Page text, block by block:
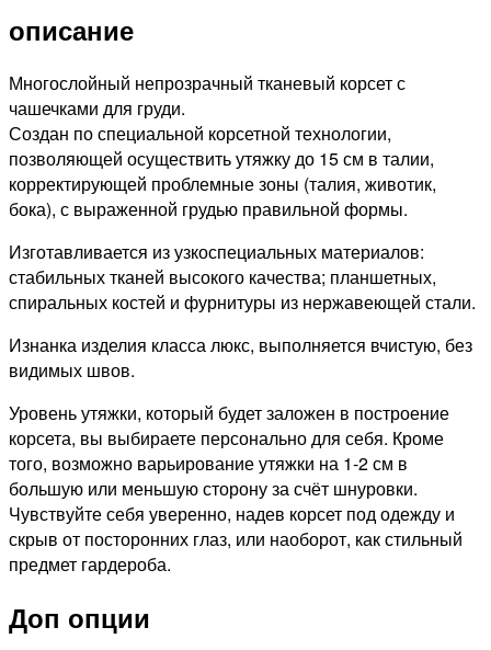
описание
Многослойный непрозрачный тканевый корсет с
чашечками для груди.
Создан по специальной корсетной технологии,
позволяющей осуществить утяжку до 15 см в талии,
корректирующей проблемные зоны (талия, животик,
бока), с выраженной грудью правильной формы.
Изготавливается из узкоспециальных материалов:
стабильных тканей высокого качества; планшетных,
спиральных костей и фурнитуры из нержавеющей стали.
Изнанка изделия класса люкс, выполняется вчистую, без
видимых швов.
Уровень утяжки, который будет заложен в построение
корсета, вы выбираете персонально для себя. Кроме
того, возможно варьирование утяжки на 1-2 см в
большую или меньшую сторону за счёт шнуровки.
Чувствуйте себя уверенно, надев корсет под одежду и
скрыв от посторонних глаз, или наоборот, как стильный
предмет гардероба.
Доп опции